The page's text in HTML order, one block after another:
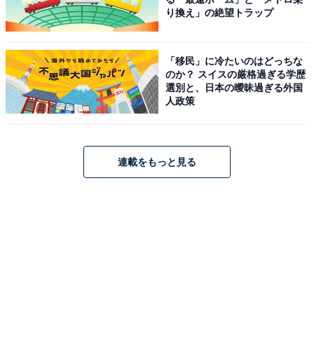
り換え」の絶望トラップ
「移民」に冷たいのはどっちな
のか？ スイスの厳格過ぎる学歴
選別と、日本の曖昧過ぎる外国
人政策
連載をもっと見る